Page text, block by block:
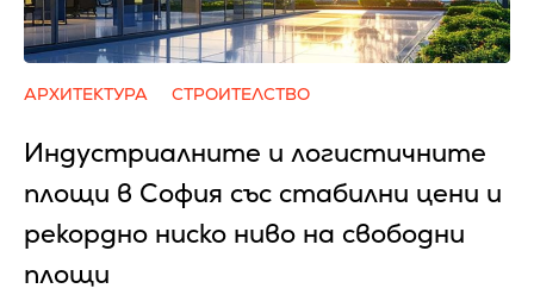
АРХИТЕКТУРА СТРОИТЕЛСТВО
Индустриалните и логистичните
площи в София със стабилни цени и
рекордно ниско ниво на свободни
площи